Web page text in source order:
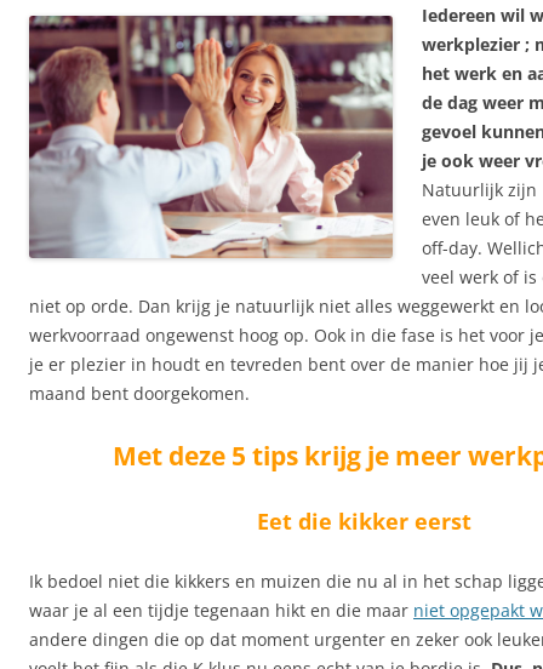
Iedereen wil
werkplezier ;
het werk en
de dag weer
gevoel
je ook weer
Natuurlijk zijn
even leuk of
off-day.
veel werk of
niet op orde. Dan krijg je natuurlijk niet alles weggewerkt en
werkvoorraad ongewenst hoog op. Ook in die fase is het voor
je er plezier in houdt en tevreden bent over de manier hoe jij
maand bent doorgekomen.
Met deze 5 tips krijg je meer
Eet die kikker eerst
Ik bedoel niet die kikkers en muizen die nu al in het schap
waar je al een tijdje tegenaan hikt en die maar niet opgepakt
andere dingen die op dat moment urgenter en zeker ook